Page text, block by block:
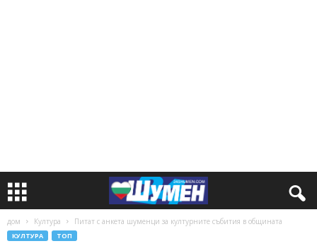
дом Култура Питат с анкета шуменци за културните събития в общината
КУЛТУРА ТОП